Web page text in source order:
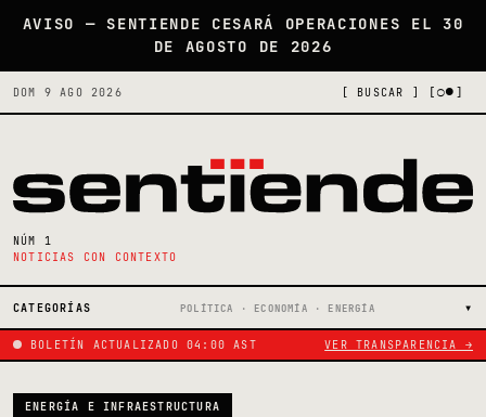
AVISO — SENTIENDE CESARÁ OPERACIONES EL 30
DE AGOSTO DE 2026
DOM 9 AGO 2026 [ BUSCAR ] [○●]
NÚM 1
NOTICIAS CON CONTEXTO
CATEGORÍAS POLÍTICA · ECONOMÍA · ENERGÍA
BOLETÍN ACTUALIZADO 04:00 AST VER TRANSPARENCIA →
ENERGÍA E INFRAESTRUCTURA